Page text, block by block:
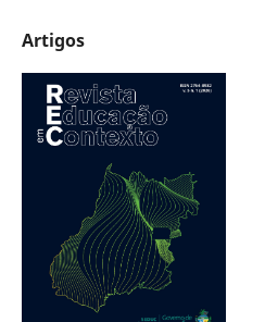
Artigos